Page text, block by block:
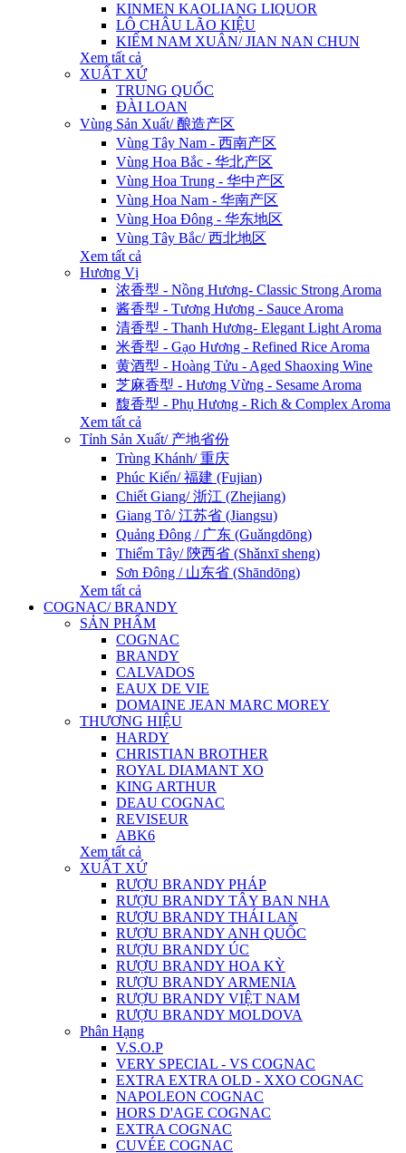
KINMEN KAOLIANG LIQUOR
LÔ CHÂU LÃO KIỆU
KIẾM NAM XUÂN/ JIAN NAN CHUN
Xem tất cả
XUẤT XỨ
TRUNG QUỐC
ĐÀI LOAN
Vùng Sản Xuất/ 酿造产区
Vùng Tây Nam - 西南产区
Vùng Hoa Bắc - 华北产区
Vùng Hoa Trung - 华中产区
Vùng Hoa Nam - 华南产区
Vùng Hoa Đông - 华东地区
Vùng Tây Bắc/ 西北地区
Xem tất cả
Hương Vị
浓香型 - Nồng Hương- Classic Strong Aroma
酱香型 - Tương Hương - Sauce Aroma
清香型 - Thanh Hương- Elegant Light Aroma
米香型 - Gạo Hương - Refined Rice Aroma
黄酒型 - Hoàng Tửu - Aged Shaoxing Wine
芝麻香型 - Hương Vừng - Sesame Aroma
馥香型 - Phụ Hương - Rich & Complex Aroma
Xem tất cả
Tỉnh Sản Xuất/ 产地省份
Trùng Khánh/ 重庆
Phúc Kiến/ 福建 (Fujian)
Chiết Giang/ 浙江 (Zhejiang)
Giang Tô/ 江苏省 (Jiangsu)
Quảng Đông / 广东 (Guǎngdōng)
Thiểm Tây/ 陝西省 (Shǎnxī sheng)
Sơn Đông / 山东省 (Shāndōng)
Xem tất cả
COGNAC/ BRANDY
SẢN PHẨM
COGNAC
BRANDY
CALVADOS
EAUX DE VIE
DOMAINE JEAN MARC MOREY
THƯƠNG HIỆU
HARDY
CHRISTIAN BROTHER
ROYAL DIAMANT XO
KING ARTHUR
DEAU COGNAC
REVISEUR
ABK6
Xem tất cả
XUẤT XỨ
RƯỢU BRANDY PHÁP
RƯỢU BRANDY TÂY BAN NHA
RƯỢU BRANDY THÁI LAN
RƯỢU BRANDY ANH QUỐC
RƯỢU BRANDY ÚC
RƯỢU BRANDY HOA KỲ
RƯỢU BRANDY ARMENIA
RƯỢU BRANDY VIỆT NAM
RƯỢU BRANDY MOLDOVA
Phân Hạng
V.S.O.P
VERY SPECIAL - VS COGNAC
EXTRA EXTRA OLD - XXO COGNAC
NAPOLEON COGNAC
HORS D'AGE COGNAC
EXTRA COGNAC
CUVÉE COGNAC